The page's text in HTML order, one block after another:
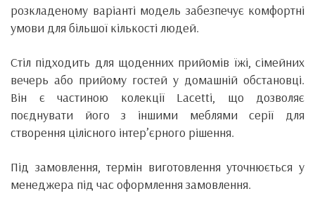
розкладеному варіанті модель забезпечує комфортні
умови для більшої кількості людей.
Стіл підходить для щоденних прийомів їжі, сімейних
вечерь або прийому гостей у домашній обстановці.
Він є частиною колекції Lacetti, що дозволяє
поєднувати його з іншими меблями серії для
створення цілісного інтер’єрного рішення.
Під замовлення, термін виготовлення уточнюється у
менеджера під час оформлення замовлення.